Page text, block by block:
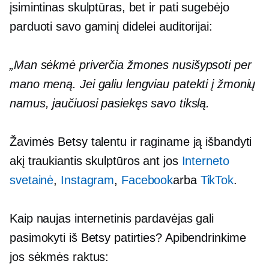
įsimintinas skulptūras, bet ir pati sugebėjo
parduoti savo gaminį didelei auditorijai:
„Man sėkmė priverčia žmones nusišypsoti per
mano meną. Jei galiu lengviau patekti į žmonių
namus, jaučiuosi pasiekęs savo tikslą.
Žavimės Betsy talentu ir raginame ją išbandyti
akį traukiantisskulptūros ant jos Interneto
svetainė, Instagram, Facebookarba TikTok.
Kaip naujas internetinis pardavėjas gali
pasimokyti iš Betsy patirties? Apibendrinkime
jos sėkmės raktus: